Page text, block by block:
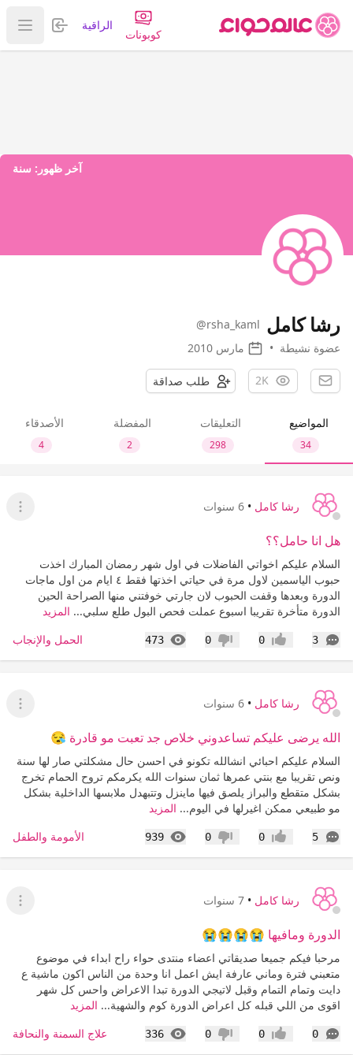
كوبونات
الراقية تسجيل
عرض
آخر ظهور: سنة
رشا كامل @rsha_kaml
عضوة نشيطة • مارس 2010
2K طلب صداقة
المواضيع
34
التعليقات
298
المفضلة
2
الأصدقاء
4
رشا كامل • 6 سنوات
عرض
هل انا حامل؟؟
السلام عليكم اخواتي الفاضلات في اول شهر رمضان المبارك اخذت
حبوب الياسمين لاول مرة في حياتي اخذتها فقط ٤ ايام من اول ماجات
الدورة وبعدها وقفت الحبوب لان جارتي خوفتني منها الصراحة الحين
الدورة متأخرة تقريبا اسبوع عملت فحص البول طلع سلبي... المزيد
3
التعليقات إعجاب0 عدم إعجاب
0
473
المشاهدات الحمل والإنجاب
رشا كامل • 6 سنوات
عرض
الله يرضى عليكم تساعدوني خلاص جد تعبت مو قادرة 😪
السلام عليكم احبائي انشالله تكونو في احسن حال مشكلتي صار لها سنة
ونص تقريبا مع بنتي عمرها ثمان سنوات الله يكرمكم تروح الحمام تخرج
بشكل متقطع والبراز يلصق فيها ماينزل وتتبهدل ملابسها الداخلية بشكل
مو طبيعي ممكن اغيرلها في اليوم... المزيد
5
التعليقات إعجاب0 عدم إعجاب
0
939
المشاهدات الأمومة والطفل
رشا كامل • 7 سنوات
عرض
الدورة ومافيها 😭😭😭😭
مرحبا فيكم جميعا صديقاتي اعضاء منتدى حواء راح ابداء في موضوع
متعبني فترة وماني عارفة ايش اعمل انا وحدة من الناس اكون ماشية ع
دايت وتمام التمام وقبل لاتيجي الدورة تبدا الاعراض واحس كل شهر
اقوى من اللي قبله كل اعراض الدورة كوم والشهية... المزيد
0
التعليقات إعجاب0 عدم إعجاب
0
336
المشاهدات علاج السمنة والنحافة